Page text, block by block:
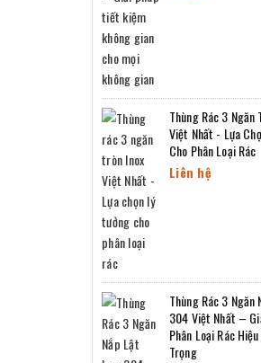
Thùng Rác 3 Ngăn
Việt Nhất - Lựa
Cho Phân Loại Rác
Liên hệ
Thùng Rác 3 Ngăn
304 Việt Nhất –
Phân Loại Rác
Trọng